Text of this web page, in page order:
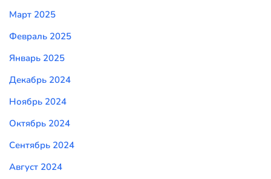
Март 2025
Февраль 2025
Январь 2025
Декабрь 2024
Ноябрь 2024
Октябрь 2024
Сентябрь 2024
Август 2024